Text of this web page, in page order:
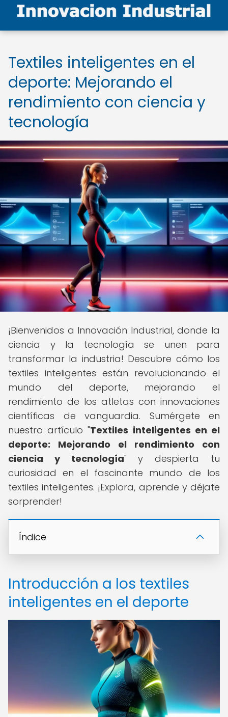
Textiles inteligentes en el
deporte: Mejorando el
rendimiento con ciencia y
tecnología
¡Bienvenidos a Innovación Industrial, donde la
ciencia y la tecnología se unen para
transformar la industria! Descubre cómo los
textiles inteligentes están revolucionando el
mundo del deporte, mejorando el
rendimiento de los atletas con innovaciones
científicas de vanguardia. Sumérgete en
nuestro artículo "Textiles inteligentes en el
deporte: Mejorando el rendimiento con
ciencia y tecnología" y despierta tu
curiosidad en el fascinante mundo de los
textiles inteligentes. ¡Explora, aprende y déjate
sorprender!
Índice
Introducción a los textiles
inteligentes en el deporte